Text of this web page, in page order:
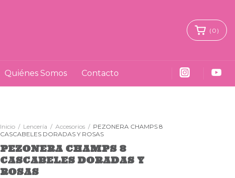
( 0 )
Quiénes Somos Contacto
Inicio / Lencería / Accesorios / PEZONERA CHAMPS 8
CASCABELES DORADAS Y ROSAS
PEZONERA CHAMPS 8
CASCABELES DORADAS Y
ROSAS